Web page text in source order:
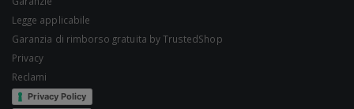
Legge applicabile
Garanzia di rimborso gratuita by TrustedShop
Privacy
Reclami
Privacy Policy